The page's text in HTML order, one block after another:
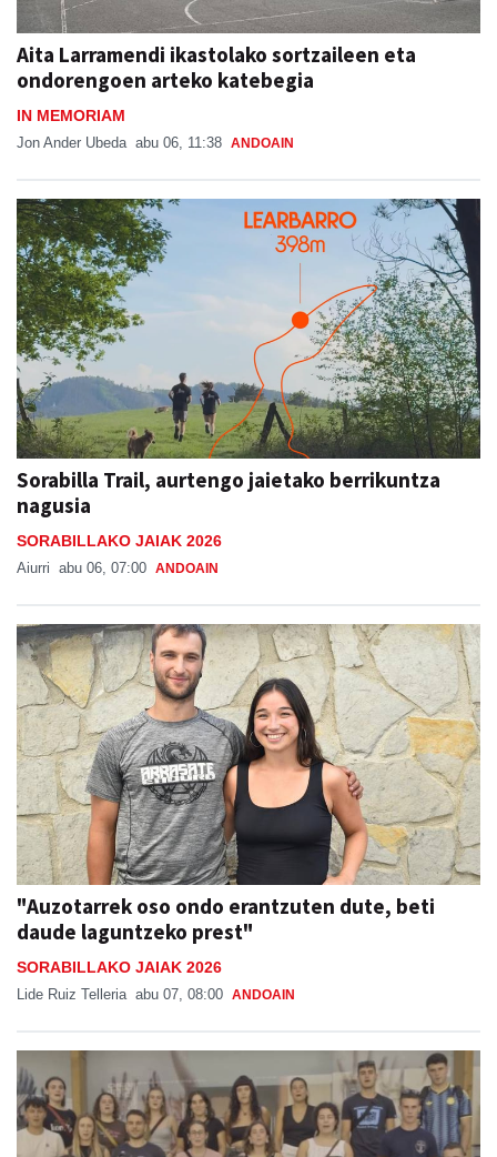
Aita Larramendi ikastolako sortzaileen eta
ondorengoen arteko katebegia
IN MEMORIAM
Jon Ander Ubeda abu 06, 11:38 ANDOAIN
Sorabilla Trail, aurtengo jaietako berrikuntza
nagusia
SORABILLAKO JAIAK 2026
Aiurri abu 06, 07:00 ANDOAIN
"Auzotarrek oso ondo erantzuten dute, beti
daude laguntzeko prest"
SORABILLAKO JAIAK 2026
Lide Ruiz Telleria abu 07, 08:00 ANDOAIN